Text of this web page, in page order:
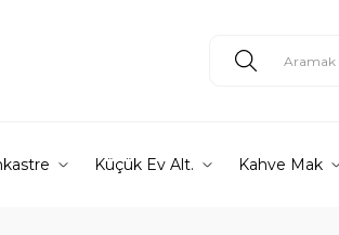
Küçük Ev Alt. Kahve Mak